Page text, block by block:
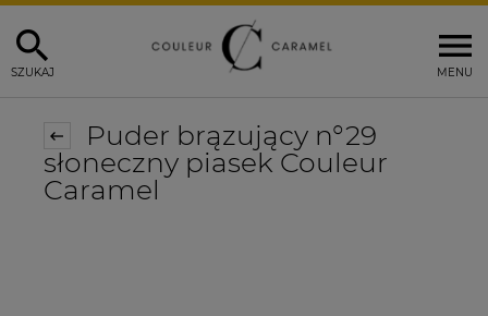
MENU
SZUKAJ
Puder brązujący n°29
słoneczny piasek Couleur
Caramel